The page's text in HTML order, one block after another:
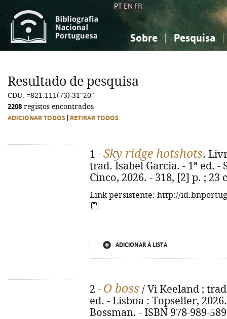
PT EN FR
Sobre Pesquisa
Ciências sociais...
Ciências sociais...
Resultado de pesquisa
CDU: =821.111(73)-31"20"
2208 registos encontrados
ADICIONAR TODOS RETIRAR TODOS
1 - Sky ridge hotshots.
trad. Isabel Garcia. - 1ª ed. -
Cinco, 2026. - 318, [2] p. ; 23
Link persistente: http://
ADICIONAR À LISTA
2 - O boss / Vi Keeland ;
ed. - Lisboa : Topseller,
Bossman. - ISBN 978-989-